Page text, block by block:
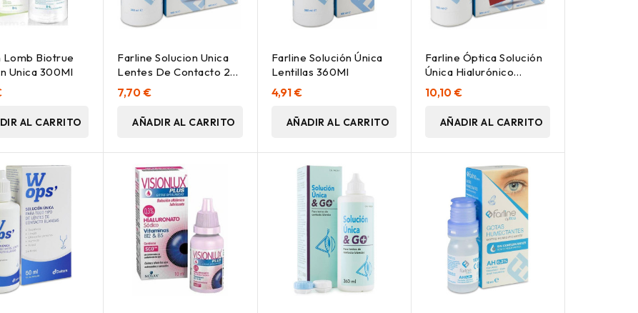
Lomb Biotrue
Unica 300Ml
AL CARRITO
Farline Solucion Unica
Lentes De Contacto 2X
360 Ml
7,70 €
AÑADIR AL CARRITO
Farline Solución Única
Lentillas 360Ml
4,91 €
AÑADIR AL CARRITO
Farline Óptica Solución
Única Hialurónico
Lentes Contacto
2X500Ml
10,10 €
AÑADIR AL CARRITO